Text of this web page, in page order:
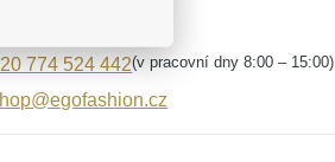
774 524 442(v pracovní dny 8:00 – 15:00)